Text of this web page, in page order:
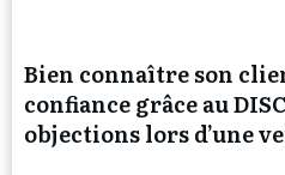
Bien connaître son
confiance grâce au
objections lors d’une